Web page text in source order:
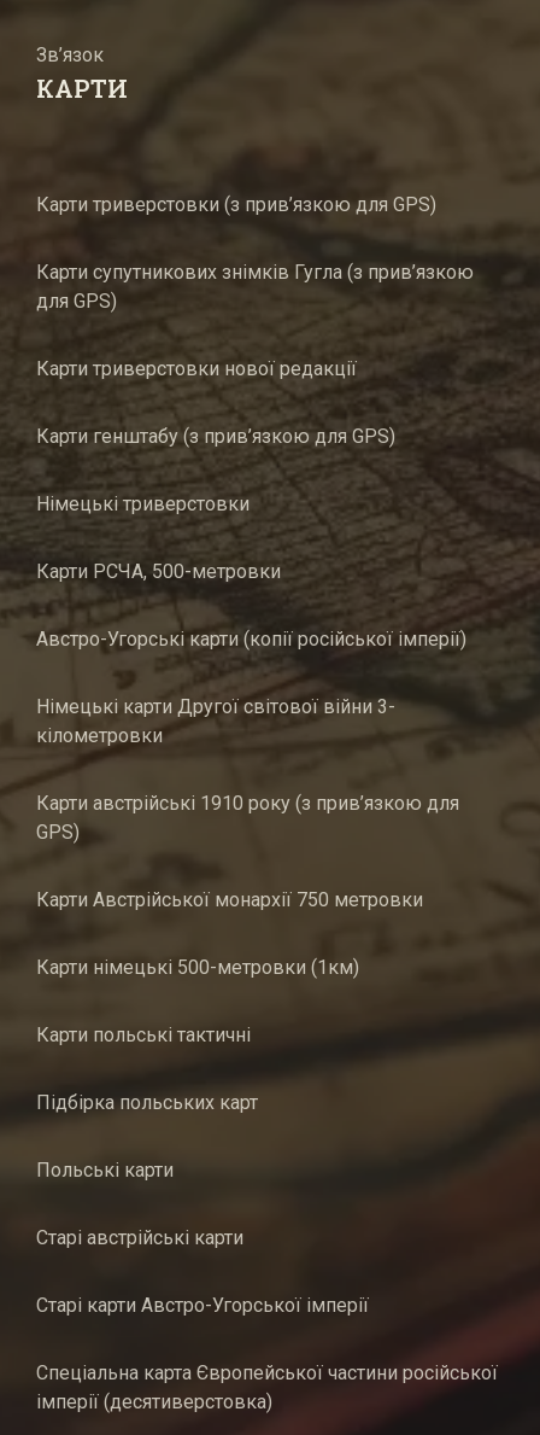
Зв’язок
КАРТИ
Карти триверстовки (з прив’язкою для GPS)
Карти супутникових знімків Гугла (з прив’язкою
для GPS)
Карти триверстовки нової редакції
Карти генштабу (з прив’язкою для GPS)
Німецькі триверстовки
Карти РСЧА, 500-метровки
Австро-Угорські карти (копії російської імперії)
Німецькі карти Другої світової війни 3-
кілометровки
Карти австрійські 1910 року (з прив’язкою для
GPS)
Карти Австрійської монархії 750 метровки
Карти німецькі 500-метровки (1км)
Карти польські тактичні
Підбірка польських карт
Польські карти
Старі австрійські карти
Старі карти Австро-Угорської імперії
Спеціальна карта Європейської частини російської
імперії (десятиверстовка)